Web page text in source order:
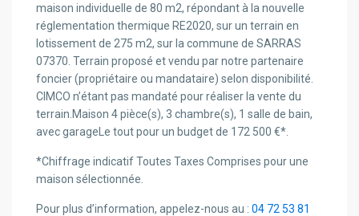
maison individuelle de 80 m2, répondant à la nouvelle
réglementation thermique RE2020, sur un terrain en
lotissement de 275 m2, sur la commune de SARRAS
07370. Terrain proposé et vendu par notre partenaire
foncier (propriétaire ou mandataire) selon disponibilité.
CIMCO n’étant pas mandaté pour réaliser la vente du
terrain.Maison 4 pièce(s), 3 chambre(s), 1 salle de bain,
avec garageLe tout pour un budget de 172 500 €*.
*Chiffrage indicatif Toutes Taxes Comprises pour une
maison sélectionnée.
Pour plus d’information, appelez-nous au :04 72 53 81